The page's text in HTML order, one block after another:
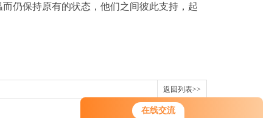
在线交流
仍保持原有的状态，他们之间彼此支持，起
返回列表>>